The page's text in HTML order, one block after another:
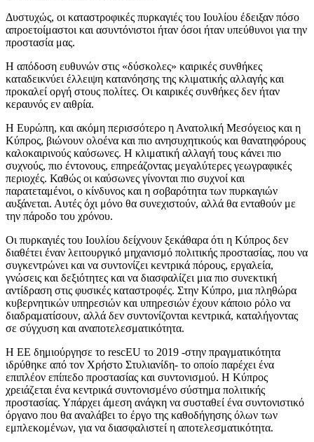
Δυστυχώς, οι καταστροφικές πυρκαγιές του Ιουλίου έδειξαν πόσο
απροετοίμαστοι και ασυντόνιστοι ήταν όσοι ήταν υπεύθυνοι για την
προστασία μας.
Η απόδοση ευθυνών στις «δύσκολες» καιρικές συνθήκες
καταδεικνύει έλλειψη κατανόησης της κλιματικής αλλαγής και
προκαλεί οργή στους πολίτες. Οι καιρικές συνθήκες δεν ήταν
κεραυνός εν αιθρία.
Η Ευρώπη, και ακόμη περισσότερο η Ανατολική Μεσόγειος και η
Κύπρος, βιώνουν ολοένα και πιο ανησυχητικούς και θανατηφόρους
καλοκαιρινούς καύσωνες. Η κλιματική αλλαγή τους κάνει πιο
συχνούς, πιο έντονους, επηρεάζοντας μεγαλύτερες γεωγραφικές
περιοχές. Καθώς οι καύσωνες γίνονται πιο συχνοί και
παρατεταμένοι, ο κίνδυνος και η σοβαρότητα των πυρκαγιών
αυξάνεται. Αυτές όχι μόνο θα συνεχιστούν, αλλά θα ενταθούν με
την πάροδο του χρόνου.
Οι πυρκαγιές του Ιουλίου δείχνουν ξεκάθαρα ότι η Κύπρος δεν
διαθέτει έναν λειτουργικό μηχανισμό πολιτικής προστασίας, που να
συγκεντρώνει και να συντονίζει κεντρικά πόρους, εργαλεία,
γνώσεις και δεξιότητες και να διασφαλίζει μια πιο συνεκτική
αντίδραση στις φυσικές καταστροφές. Στην Κύπρο, μια πληθώρα
κυβερνητικών υπηρεσιών και υπηρεσιών έχουν κάποιο ρόλο να
διαδραματίσουν, αλλά δεν συντονίζονται κεντρικά, καταλήγοντας
σε σύγχυση και αναποτελεσματικότητα.
Η ΕΕ δημιούργησε το rescEU το 2019 -στην πραγματικότητα
ιδρύθηκε από τον Χρήστο Στυλιανίδη- το οποίο παρέχει ένα
επιπλέον επίπεδο προστασίας και συντονισμού. Η Κύπρος
χρειάζεται ένα κεντρικά συντονισμένο σύστημα πολιτικής
προστασίας. Υπάρχει άμεση ανάγκη να συσταθεί ένα συντονιστικό
όργανο που θα αναλάβει το έργο της καθοδήγησης όλων των
εμπλεκομένων, για να διασφαλιστεί η αποτελεσματικότητα.